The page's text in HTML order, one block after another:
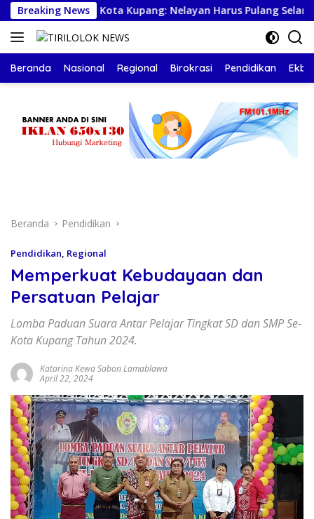
Langsung
ke
konten
Breaking News
Sekda Kota Kupang: Nelayan Harus Pulang Selamat,
Beranda Nasional Regional Birokrasi Pendidikan Ekbis
Beranda Pendidikan
Pendidikan, Regional
Memperkuat Kebudayaan dan
Persatuan Pelajar
Lomba Paduan Suara Antar Pelajar Tingkat SD dan SMP Se-
Kota Kupang Tahun 2024.
Katarina Kewa Sabon Lamablawa
April 22, 2024